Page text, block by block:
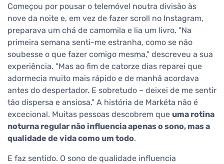
Começou por pousar o telemóvel noutra divisão às
nove da noite e, em vez de fazer scroll no Instagram,
preparava um chá de camomila e lia um livro. "Na
primeira semana senti-me estranha, como se não
soubesse o que fazer comigo mesma," descreveu a sua
experiência. "Mas ao fim de catorze dias reparei que
adormecia muito mais rápido e de manhã acordava
antes do despertador. E sobretudo – deixei de me sentir
tão dispersa e ansiosa." A história de Markéta não é
excecional. Muitas pessoas descobrem que uma rotina
noturna regular não influencia apenas o sono, mas a
qualidade de vida como um todo.
E faz sentido. O sono de qualidade influencia